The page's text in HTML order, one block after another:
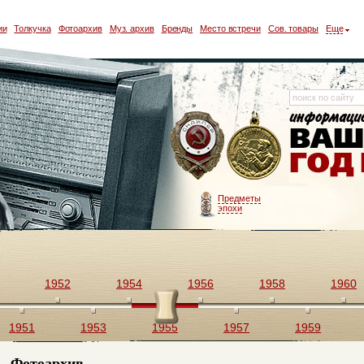
Толкучка Фотоархив Муз. архив Бренды Место встречи Сов. товары Еще
Предметы
эпохи
1951
1952
1953
1954
1955
1956
1957
1958
1959
1960